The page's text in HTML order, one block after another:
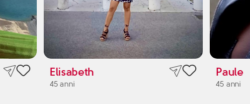
Elisabeth
45 anni
Paule
45 anni